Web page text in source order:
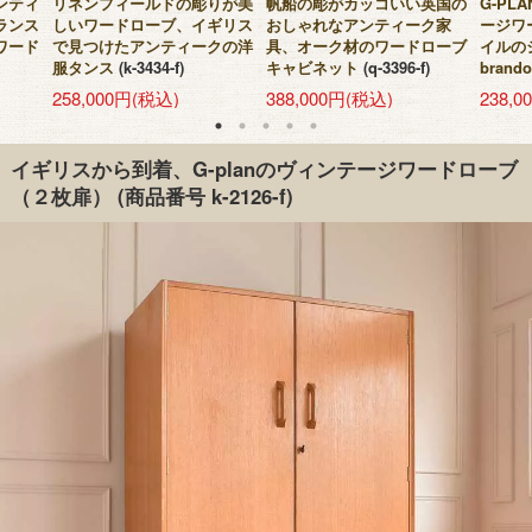
ンス
ード
しいワードローブ、イギリス
で見つけたアンティークの洋
服タンス (k-3434-f)
258,000円(税込)
おしゃれなアンティーク家
具、オーク材のワードローブ
キャビネット (q-3396-f)
388,000円(税込)
ージワ
イルの
イギリスから到着、G-planのヴィンテージワードローブ
（２枚扉）
(商品番号 k-2126-f)